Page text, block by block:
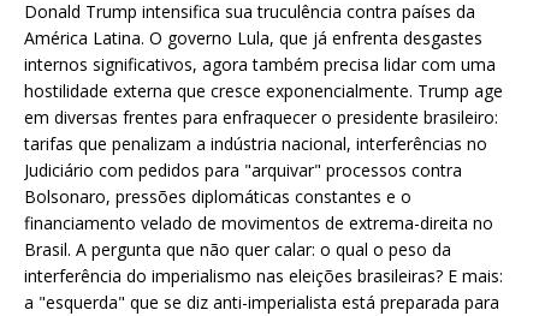
Donald Trump intensifica sua truculência contra países da
América Latina. O governo Lula, que já enfrenta desgastes
internos significativos, agora também precisa lidar com uma
hostilidade externa que cresce exponencialmente. Trump age
em diversas frentes para enfraquecer o presidente brasileiro:
tarifas que penalizam a indústria nacional, interferências no
Judiciário com pedidos para "arquivar" processos contra
Bolsonaro, pressões diplomáticas constantes e o
financiamento velado de movimentos de extrema-direita no
Brasil. A pergunta que não quer calar: o qual o peso da
interferência do imperialismo nas eleições brasileiras? E mais:
a "esquerda" que se diz anti-imperialista está preparada para